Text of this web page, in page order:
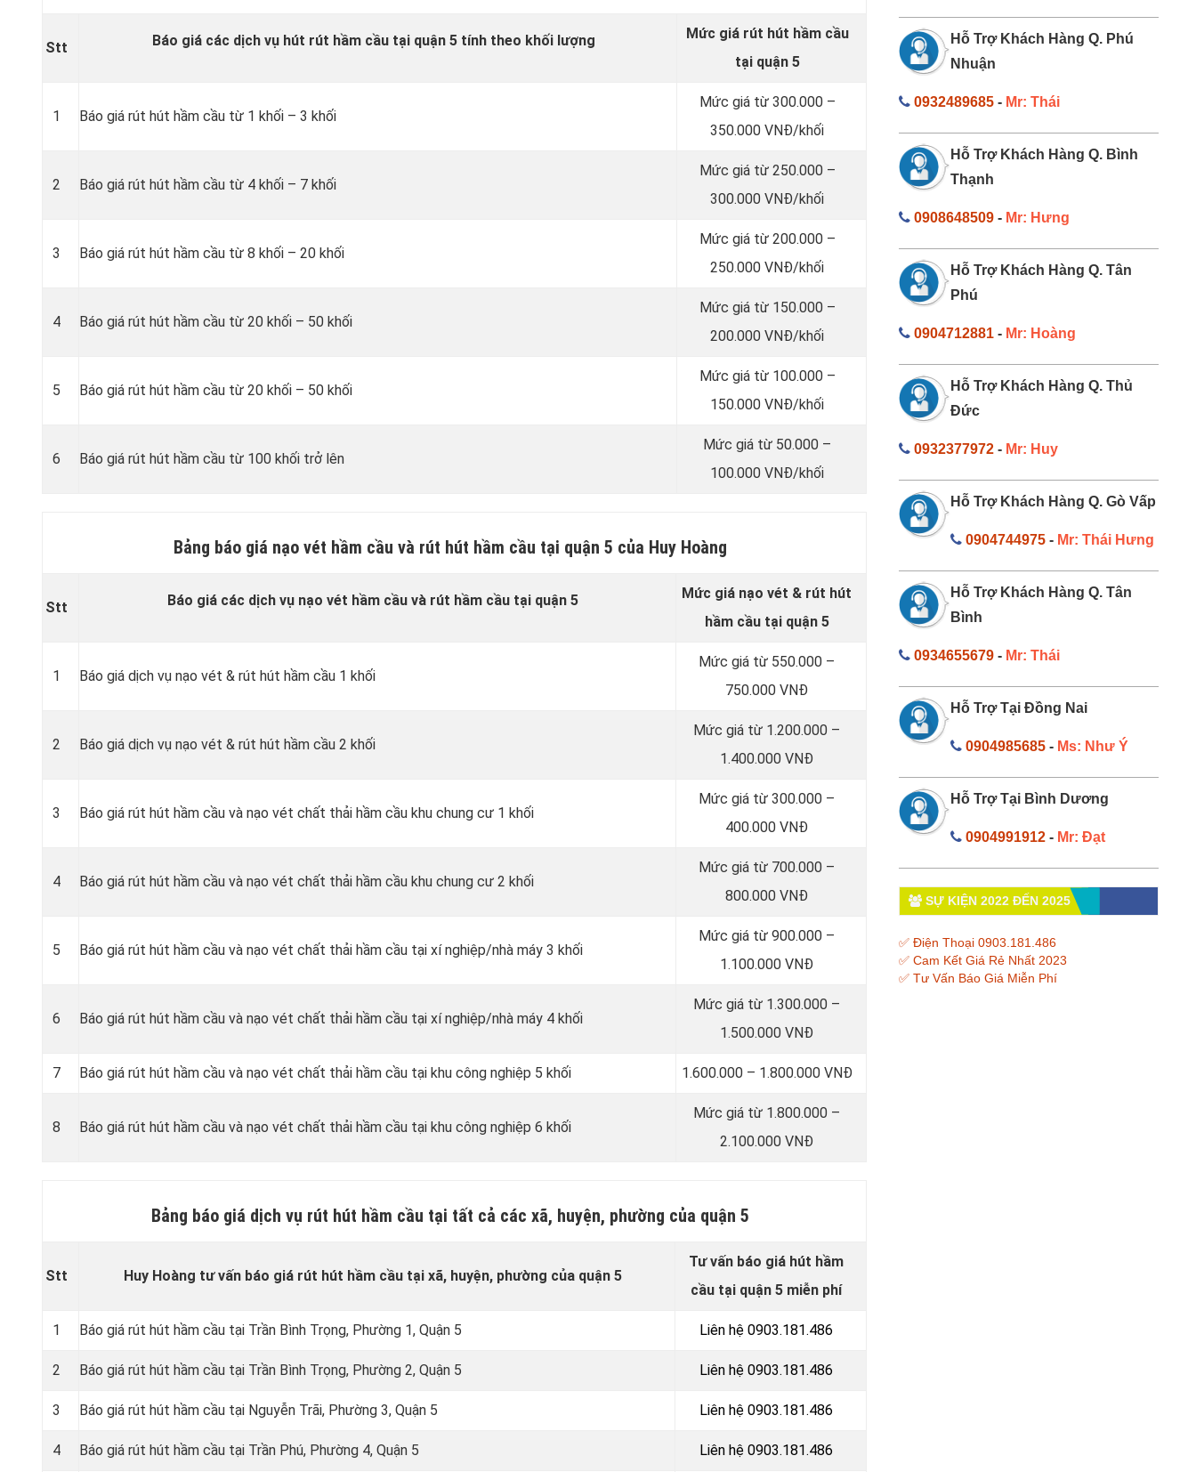
Stt Báo giá các dịch vụ hút rút hầm cầu tại quận 5 tính theo khối lượng
Mức giá rút hút hầm cầu
tại quận 5
1 Báo giá rút hút hầm cầu từ 1 khối – 3 khối
Mức giá từ 300.000 –
350.000 VNĐ/khối
2 Báo giá rút hút hầm cầu từ 4 khối – 7 khối
Mức giá từ 250.000 –
300.000 VNĐ/khối
3 Báo giá rút hút hầm cầu từ 8 khối – 20 khối
Mức giá từ 200.000 –
250.000 VNĐ/khối
4 Báo giá rút hút hầm cầu từ 20 khối – 50 khối
Mức giá từ 150.000 –
200.000 VNĐ/khối
5 Báo giá rút hút hầm cầu từ 20 khối – 50 khối
Mức giá từ 100.000 –
150.000 VNĐ/khối
6 Báo giá rút hút hầm cầu từ 100 khối trở lên
Mức giá từ 50.000 –
100.000 VNĐ/khối
Bảng báo giá nạo vét hầm cầu và rút hút hầm cầu tại quận 5 của Huy Hoàng
Stt Báo giá các dịch vụ nạo vét hầm cầu và rút hầm cầu tại quận 5
Mức giá nạo vét & rút hút
hầm cầu tại quận 5
1 Báo giá dịch vụ nạo vét & rút hút hầm cầu 1 khối
Mức giá từ 550.000 –
750.000 VNĐ
2 Báo giá dịch vụ nạo vét & rút hút hầm cầu 2 khối
Mức giá từ 1.200.000 –
1.400.000 VNĐ
3 Báo giá rút hút hầm cầu và nạo vét chất thải hầm cầu khu chung cư 1 khối
Mức giá từ 300.000 –
400.000 VNĐ
4 Báo giá rút hút hầm cầu và nạo vét chất thải hầm cầu khu chung cư 2 khối
Mức giá từ 700.000 –
800.000 VNĐ
5 Báo giá rút hút hầm cầu và nạo vét chất thải hầm cầu tại xí nghiệp/nhà máy 3 khối
Mức giá từ 900.000 –
1.100.000 VNĐ
6 Báo giá rút hút hầm cầu và nạo vét chất thải hầm cầu tại xí nghiệp/nhà máy 4 khối
Mức giá từ 1.300.000 –
1.500.000 VNĐ
7 Báo giá rút hút hầm cầu và nạo vét chất thải hầm cầu tại khu công nghiệp 5 khối 1.600.000 – 1.800.000 VNĐ
8 Báo giá rút hút hầm cầu và nạo vét chất thải hầm cầu tại khu công nghiệp 6 khối
Mức giá từ 1.800.000 –
2.100.000 VNĐ
Bảng báo giá dịch vụ rút hút hầm cầu tại tất cả các xã, huyện, phường của quận 5
Stt Huy Hoàng tư vấn báo giá rút hút hầm cầu tại xã, huyện, phường của quận 5
Tư vấn báo giá hút hầm
cầu tại quận 5 miễn phí
1 Báo giá rút hút hầm cầu tại Trần Bình Trọng, Phường 1, Quận 5 Liên hệ 0903.181.486
2 Báo giá rút hút hầm cầu tại Trần Bình Trọng, Phường 2, Quận 5 Liên hệ 0903.181.486
3 Báo giá rút hút hầm cầu tại Nguyễn Trãi, Phường 3, Quận 5 Liên hệ 0903.181.486
4 Báo giá rút hút hầm cầu tại Trần Phú, Phường 4, Quận 5 Liên hệ 0903.181.486
Hỗ Trợ Khách Hàng Q. Phú
Nhuận
0932489685- Mr: Thái
Hỗ Trợ Khách Hàng Q. Bình
Thạnh
0908648509- Mr: Hưng
Hỗ Trợ Khách Hàng Q. Tân
Phú
0904712881- Mr: Hoàng
Hỗ Trợ Khách Hàng Q. Thủ
Đức
0932377972- Mr: Huy
Hỗ Trợ Khách Hàng Q. Gò Vấp
0904744975 - Mr: Thái Hưng
Hỗ Trợ Khách Hàng Q. Tân
Bình
0934655679- Mr: Thái
Hỗ Trợ Tại Đồng Nai
0904985685 - Ms: Như Ý
Hỗ Trợ Tại Bình Dương
0904991912 - Mr: Đạt
SỰ KIỆN 2022 ĐẾN 2025
✅ Điện Thoại 0903.181.486
✅ Cam Kết Giá Rẻ Nhất 2023
✅ Tư Vấn Báo Giá Miễn Phí